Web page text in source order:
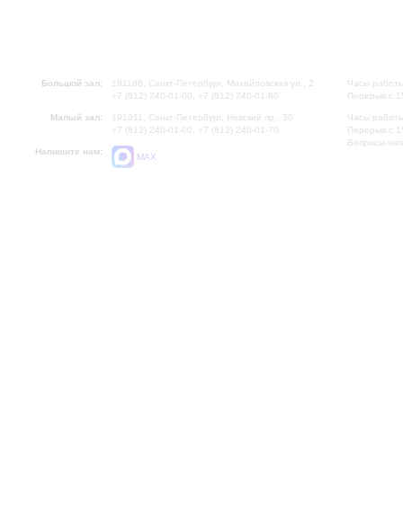
Большой зал:
191186, Санкт-Петербург, Михайловская ул., 2
+7 (812) 240-01-00, +7 (812) 240-01-80
Малый зал:
191011, Санкт-Петербург, Невский пр., 30
+7 (812) 240-01-00, +7 (812) 240-01-70
Напишите нам:
MAX
Часы
Перерыв с
Часы
Перерыв с
Вопросы